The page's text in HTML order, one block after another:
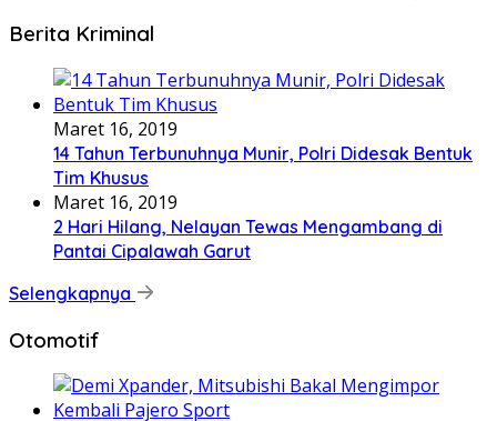
Berita Kriminal
Maret 16, 2019
14 Tahun Terbunuhnya Munir, Polri Didesak Bentuk
Tim Khusus
Maret 16, 2019
2 Hari Hilang, Nelayan Tewas Mengambang di
Pantai Cipalawah Garut
Selengkapnya
Otomotif